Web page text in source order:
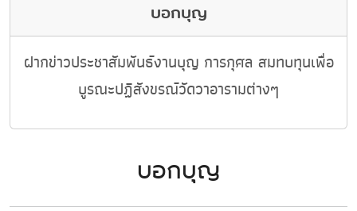
บอกบุญ
ฝากข่าวประชาสัมพันธ์งานบุญ การกุศล สมทบทุนเพื่อ
บูรณะปฏิสังขรณ์วัดวาอารามต่างๆ
บอกบุญ